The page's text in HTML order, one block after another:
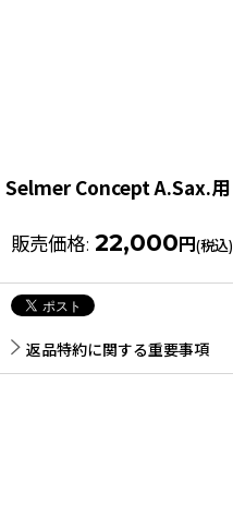
Selmer Concept A.Sax.用
販売価格: 22,000 円(税込)
返品特約に関する重要事項